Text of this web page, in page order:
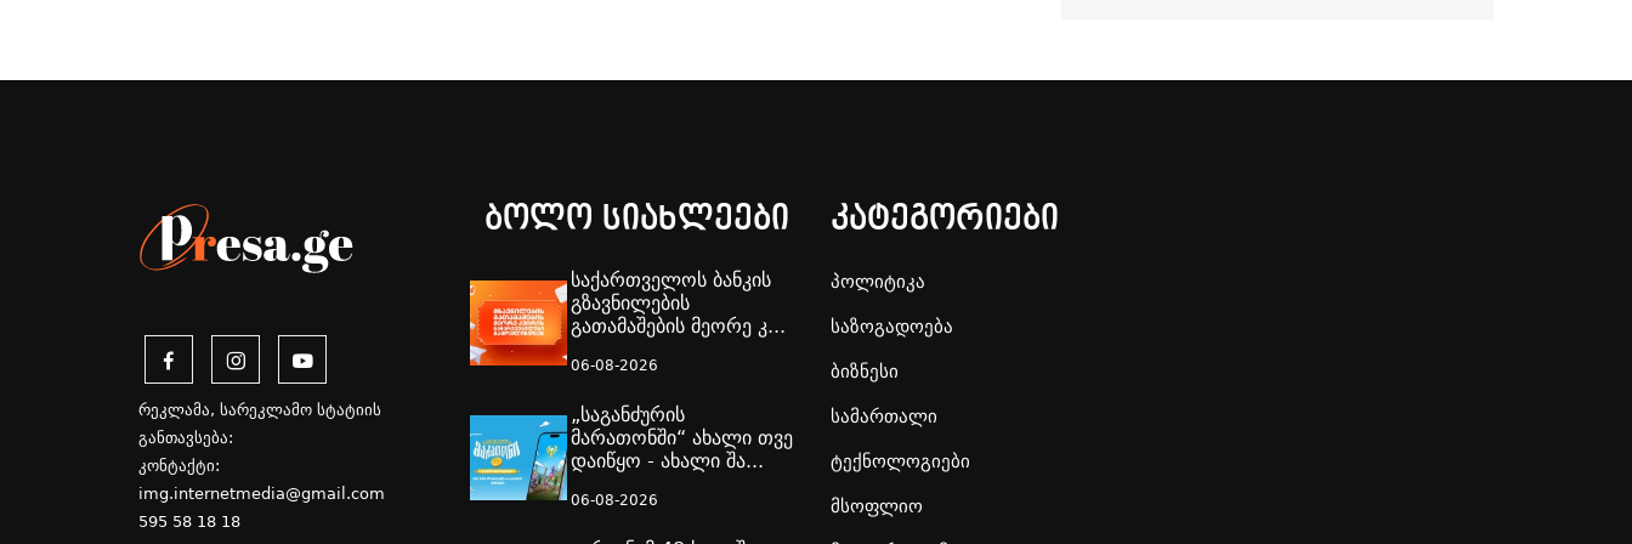
რეკლამა, სარეკლამო სტატიის
განთავსება:
კონტაქტი:
img.internetmedia@gmail.com
595 58 18 18
ბოლო სიახლეები
საქართველოს ბანკის
გზავნილების
გათამაშების მეორე კ...
06-08-2026
„საგანძურის
მარათონში“ ახალი თვე
დაიწყო - ახალი შა...
06-08-2026
კატეგორიები
პოლიტიკა
საზოგადოება
ბიზნესი
სამართალი
ტექნოლოგიები
მსოფლიო